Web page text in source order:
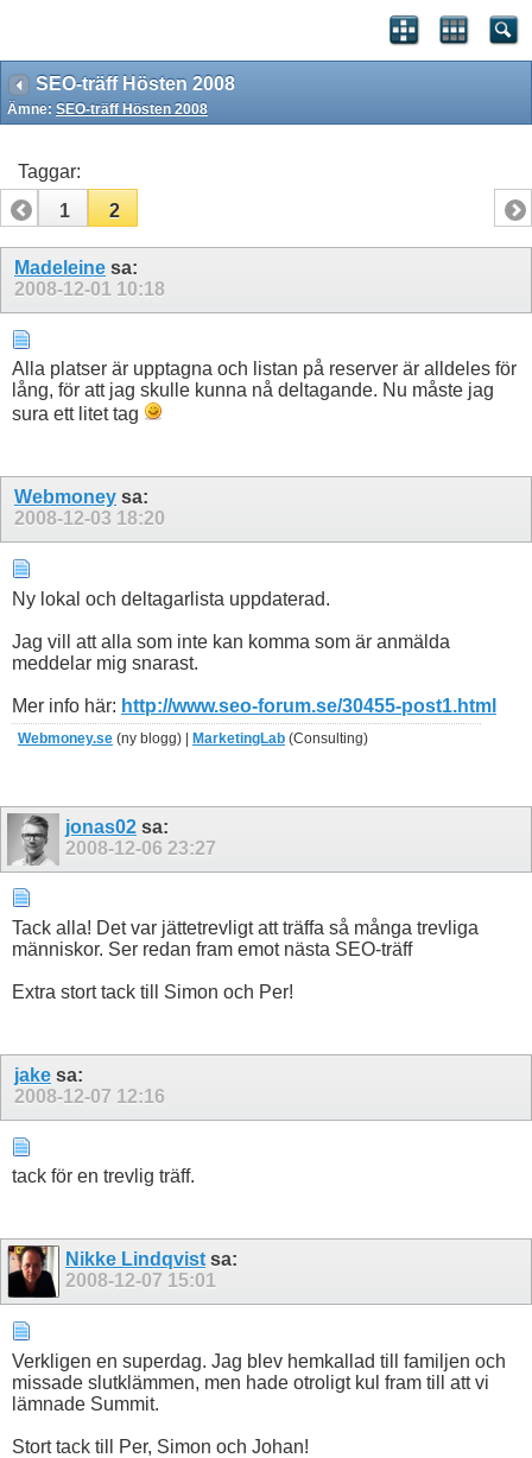
SEO-träff Hösten 2008
Ämne: SEO-träff Hösten 2008
Taggar:
1
2
Madeleine sa:
2008-12-01 10:18
Alla platser är upptagna och listan på reserver är alldeles för
lång, för att jag skulle kunna nå deltagande. Nu måste jag
sura ett litet tag
Webmoney sa:
2008-12-03 18:20
Ny lokal och deltagarlista uppdaterad.
Jag vill att alla som inte kan komma som är anmälda
meddelar mig snarast.
Mer info här: http://www.seo-forum.se/30455-post1.html
Webmoney.se (ny blogg) | MarketingLab (Consulting)
jonas02 sa:
2008-12-06 23:27
Tack alla! Det var jättetrevligt att träffa så många trevliga
människor. Ser redan fram emot nästa SEO-träff
Extra stort tack till Simon och Per!
jake sa:
2008-12-07 12:16
tack för en trevlig träff.
Nikke Lindqvist sa:
2008-12-07 15:01
Verkligen en superdag. Jag blev hemkallad till familjen och
missade slutklämmen, men hade otroligt kul fram till att vi
lämnade Summit.
Stort tack till Per, Simon och Johan!